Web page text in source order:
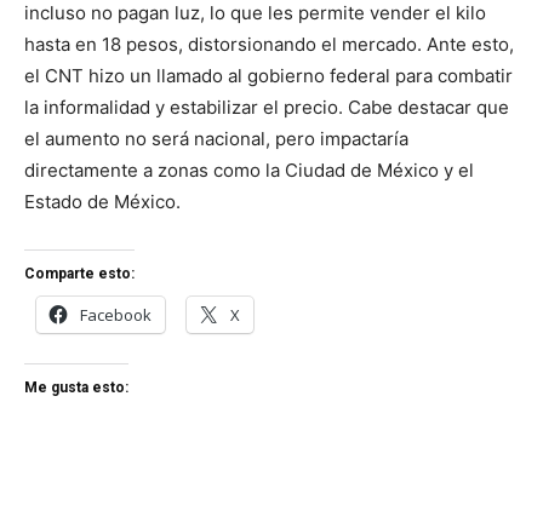
incluso no pagan luz, lo que les permite vender el kilo
hasta en 18 pesos, distorsionando el mercado. Ante esto,
el CNT hizo un llamado al gobierno federal para combatir
la informalidad y estabilizar el precio. Cabe destacar que
el aumento no será nacional, pero impactaría
directamente a zonas como la Ciudad de México y el
Estado de México.
Comparte esto:
Facebook X
Me gusta esto: